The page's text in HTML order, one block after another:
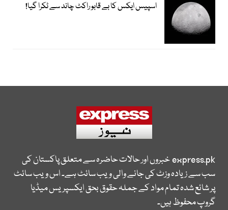
اسپیس ایکس کا بے قابو راکٹ چاند سے ٹکرا گیا!
express.pkخبروں اور حالات حاضرہ سے متعلق پاکستان کی
سب سے زیادہ وزٹ کی جانے والی ویب سائٹ ہے۔ اس ویب سائٹ
پر شائع شدہ تمام مواد کے جملہ حقوق بحق ایکسپریس میڈیا
گروپ محفوظ ہیں۔